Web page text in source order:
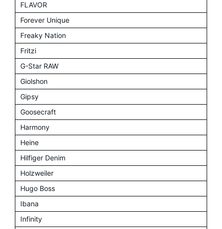
FLAVOR
Forever Unique
Freaky Nation
Fritzi
G-Star RAW
Giolshon
Gipsy
Goosecraft
Harmony
Heine
Hilfiger Denim
Holzweiler
Hugo Boss
Ibana
Infinity